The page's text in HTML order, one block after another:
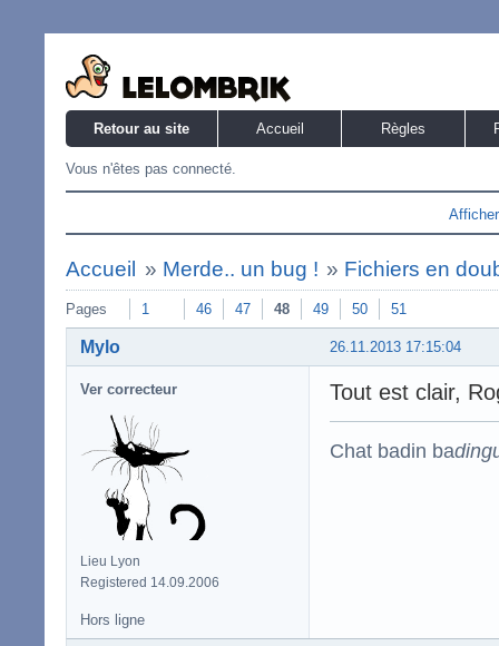
Retour au site Accueil Règles
Vous n'êtes pas connecté.
Accueil » Merde.. un bug ! » Fichiers en
Pages 1 46 47 48 49 50 51
26.11.2013 17:15:04
Mylo
Ver correcteur
Lieu Lyon
Registered 14.09.2006
Tout est clair,
Chat badin ba
Hors ligne